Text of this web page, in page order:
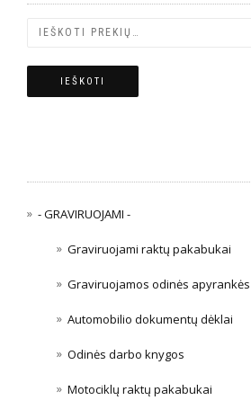
IEŠKOTI
- GRAVIRUOJAMI -
Graviruojami raktų pakabukai
Graviruojamos odinės apyrankės
Automobilio dokumentų dėklai
Odinės darbo knygos
Motociklų raktų pakabukai